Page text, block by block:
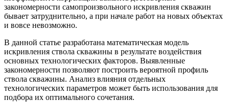
закономерности самопроизвольного искривления скважин
бывает затруднительно, а при начале работ на новых объектах
и вовсе невозможно.
В данной статье разработана математическая модель
искривления ствола скважины в результате воздействия
основных технологических факторов. Выявленные
закономерности позволяют построить вероятной профиль
ствола скважины. Анализ влияния отдельных
технологических параметров может быть использования для
подбора их оптимального сочетания.